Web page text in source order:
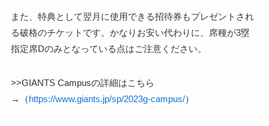
また、特典として翌月に使用できる招待券もプレゼントされ
る破格のチケットです。かなりお安い代わりに、席種が3塁
指定席Dのみとなっている点はご注意ください。
>>GIANTS Campusの詳細はこちら
→（https://www.giants.jp/sp/2023g-campus/）